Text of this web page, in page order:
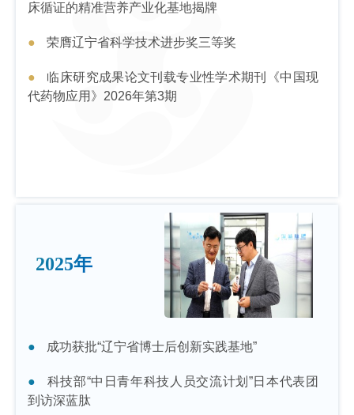
床循证的精准营养产业化基地揭牌
荣膺辽宁省科学技术进步奖三等奖
临床研究成果论文刊载专业性学术期刊《中国现
代药物应用》2026年第3期
成功获批“辽宁省博士后创新实践基地”
科技部“中日青年科技人员交流计划”日本代表团
到访深蓝肽
2025年